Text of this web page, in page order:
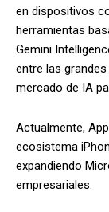
en dispositivos
herramientas
Gemini
entre las
mercado de IA
Actualmente,
ecosistema
expandiendo
empresariales.